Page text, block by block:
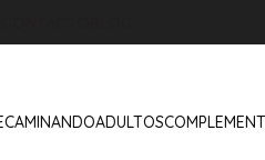
CAMINANDOADULTOS